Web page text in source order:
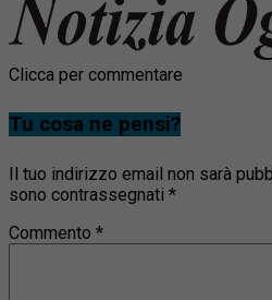
Clicca per commentare
Tu cosa ne pensi?
Il tuo indirizzo email non sarà
sono contrassegnati *
Commento *